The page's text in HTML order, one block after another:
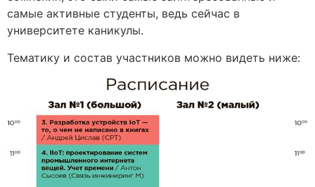
самые активные студенты, ведь сейчас в
университете каникулы.
Тематику и состав участников можно видеть ниже: